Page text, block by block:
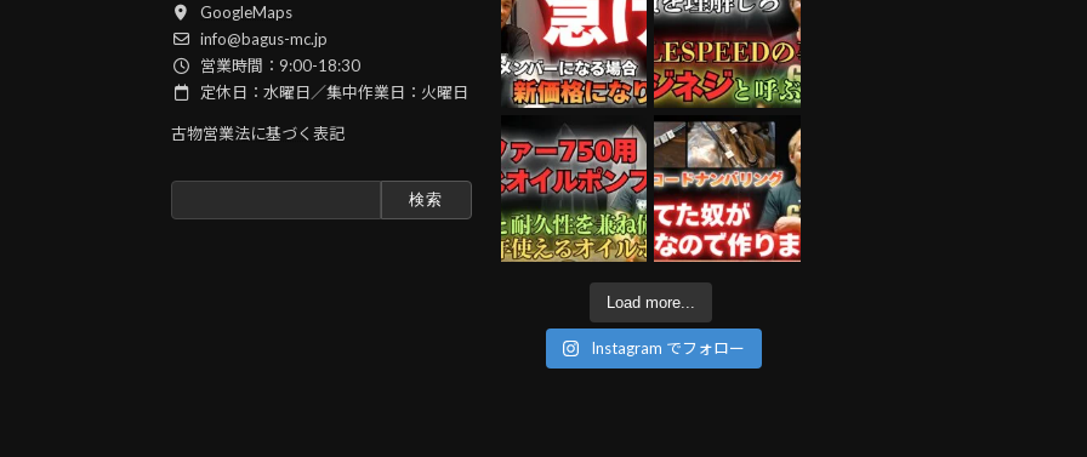
GoogleMaps
info@bagus-mc.jp
営業時間：9:00-18:30
定休日：水曜日／集中作業日：火曜日
古物営業法に基づく表記
Load more...
Instagram でフォロー